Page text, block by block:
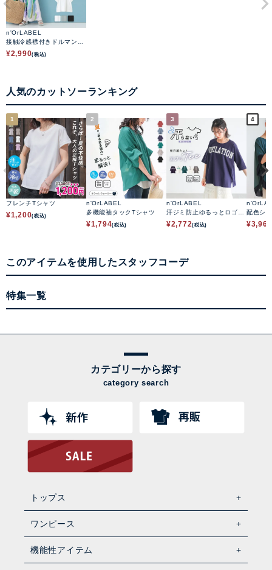
n'OrLABEL
接触冷感襟付きドルマンT
シャツ
¥2,990(税込)
人気のカットソーランキング
1
フレンチTシャツ
¥1,200(税込)
2
n'OrLABEL
多機能袖タックTシャツ
¥1,794(税込)
3
n'OrLABEL
汗ジミ防止ゆるっとロゴT
シャツ
¥2,772(税込)
4
配色シ
ップス
¥3,960
このアイテムを使用したスタッフコーデ
特集一覧
カテゴリーから探す
category search
トップス
ワンピース
機能性アイテム